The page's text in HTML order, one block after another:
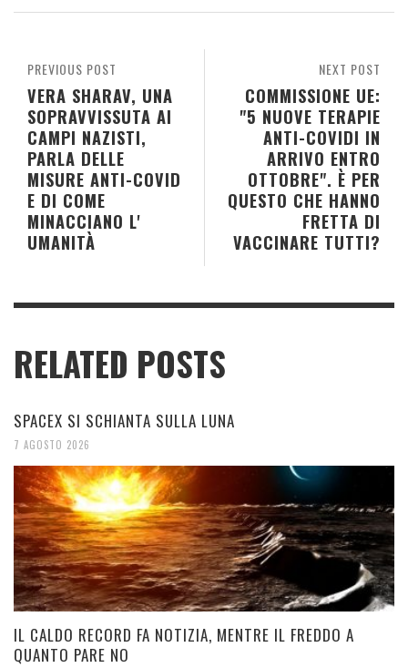
NEXT POST
COMMISSIONE UE:
"5 NUOVE TERAPIE
ANTI-COVIDI IN
ARRIVO ENTRO
OTTOBRE". È PER
QUESTO CHE HANNO
FRETTA DI
VACCINARE TUTTI?
PREVIOUS POST
VERA SHARAV, UNA
SOPRAVVISSUTA AI
CAMPI NAZISTI,
PARLA DELLE
MISURE ANTI-COVID
E DI COME
MINACCIANO L'
UMANITÀ
RELATED POSTS
SPACEX SI SCHIANTA SULLA LUNA
7 AGOSTO 2026
IL CALDO RECORD FA NOTIZIA, MENTRE IL FREDDO A
QUANTO PARE NO